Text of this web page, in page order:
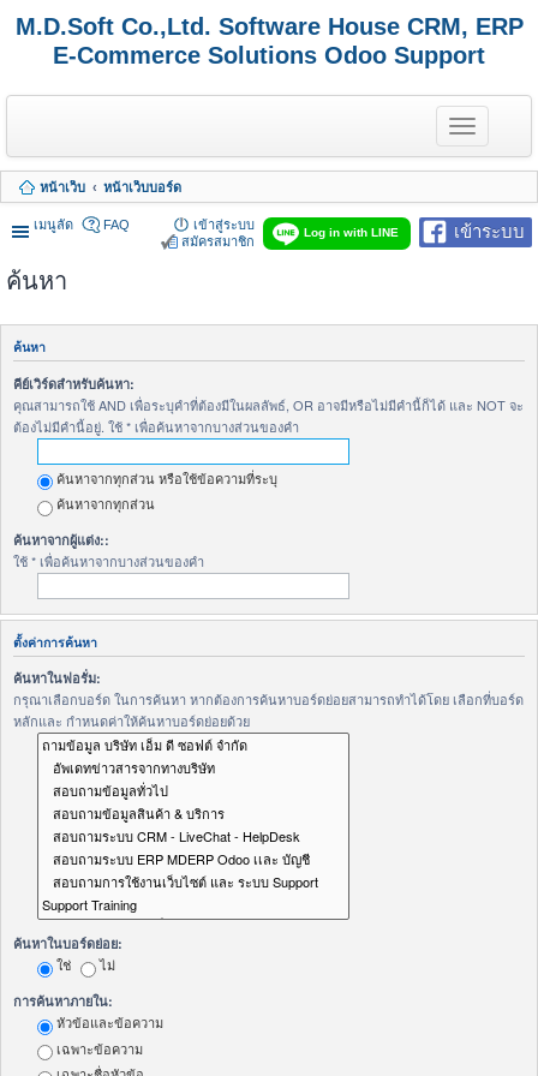
M.D.Soft Co.,Ltd. Software House CRM, ERP
E-Commerce Solutions Odoo Support
T
o
g
l
e
n
a
a
i
หน้าเว็บ หน้าเว็บบอร์ด
เมนูลัด เข้าระบบ
Log in with LINE
FAQ
เข้าสู่ระบบ
สมัครสมาชิก
ค้นหา
ค้นหา
คีย์เวิร์ดสำหรับค้นหา:
คุณสามารถใช้ AND เพื่อระบุคำที่ต้องมีในผลลัพธ์, OR อาจมีหรือไม่มีคำนี้ก็ได้ และ NOT จะ
ต้องไม่มีคำนี้อยู่. ใช้ * เพื่อค้นหาจากบางส่วนของคำ
ค้นหาจากทุกส่วน หรือใช้ข้อความที่ระบุ
ค้นหาจากทุกส่วน
ค้นหาจากผู้แต่ง::
ใช้ * เพื่อค้นหาจากบางส่วนของคำ
ตั้งค่าการค้นหา
ค้นหาในฟอรั่ม:
กรุณาเลือกบอร์ด ในการค้นหา หากต้องการค้นหาบอร์ดย่อยสามารถทำได้โดย เลือกที่บอร์ด
หลักและ กำหนดค่าให้ค้นหาบอร์ดย่อยด้วย
ค้นหาในบอร์ดย่อย:
ใช่ ไม่
การค้นหาภายใน:
หัวข้อและข้อความ
เฉพาะข้อความ